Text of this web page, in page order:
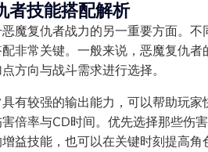
者技能搭配解析
魔复仇者战力的另一重要方面。
非常关键。一般来说，恶魔复仇
方向与战斗需求进行选择。
有较强的输出能力，可以帮助玩
倍率与CD时间。优先选择那些伤
益技能，也可以在关键时刻提高